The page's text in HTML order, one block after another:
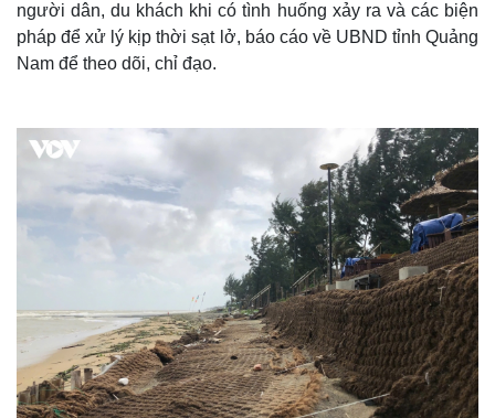
Thế giới
Quan sát
Multimedia
Infographic
người dân, du khách khi có tình huống xảy ra và các biện
pháp để xử lý kịp thời sạt lở, báo cáo về UBND tỉnh Quảng
Nam để theo dõi, chỉ đạo.